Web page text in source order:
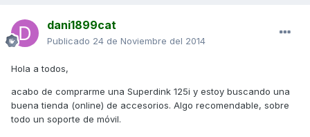
dani1899cat
Publicado 24 de Noviembre del 2014
Hola a todos,
acabo de comprarme una Superdink 125i y estoy buscando una
buena tienda (online) de accesorios. Algo recomendable, sobre
todo un soporte de móvil.